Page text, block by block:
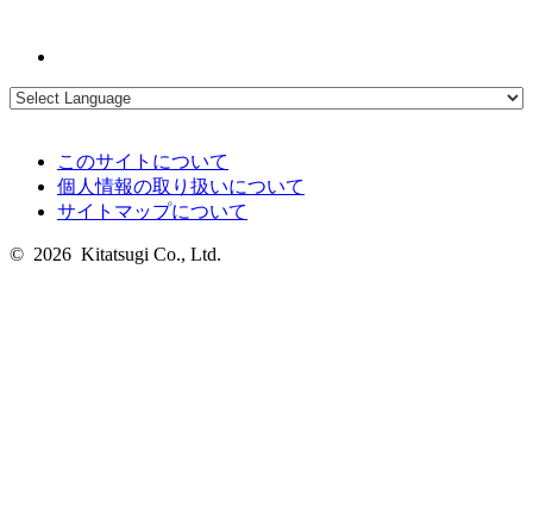
このサイトについて
個人情報の取り扱いについて
サイトマップについて
© 2026 Kitatsugi Co., Ltd.